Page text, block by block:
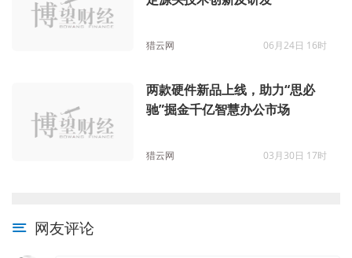
猎云网 06月24日 16时
两款硬件新品上线，助力“思必
驰”掘金千亿智慧办公市场
猎云网 03月30日 17时
网友评论